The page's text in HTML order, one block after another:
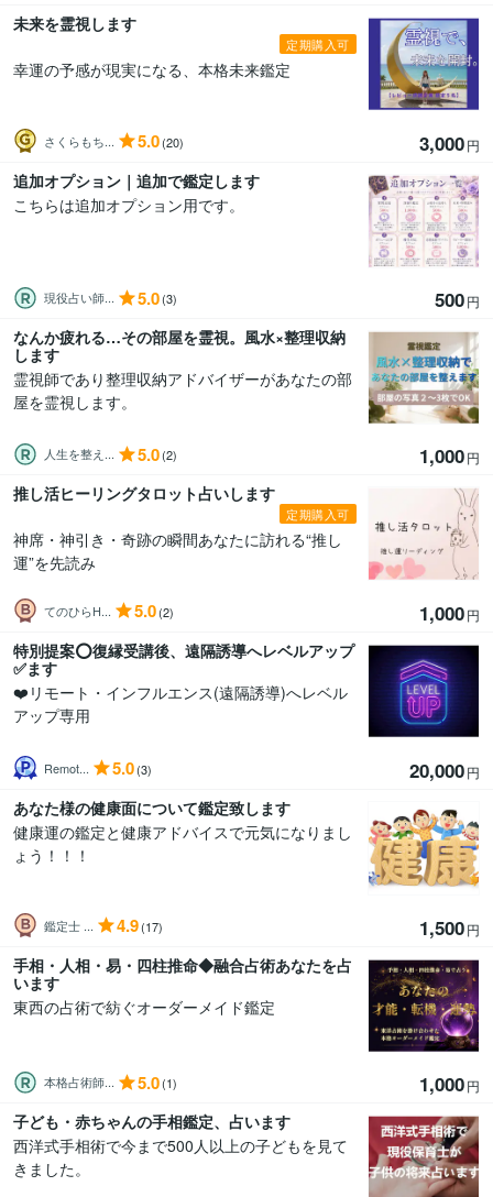
未来を霊視します
定期購入可
幸運の予感が現実になる、本格未来鑑定
さくらもち... 5.0(20) 3,000円
追加オプション｜追加で鑑定します
こちらは追加オプション用です。
現役占い師... 5.0(3) 500円
なんか疲れる…その部屋を霊視。風水×整理収納
します
霊視師であり整理収納アドバイザーがあなたの部
屋を霊視します。
人生を整え... 5.0(2) 1,000円
推し活ヒーリングタロット占いします
定期購入可
神席・神引き・奇跡の瞬間あなたに訪れる“推し
運”を先読み
てのひらH... 5.0(2) 1,000円
特別提案⭕復縁受講後、遠隔誘導へレベルアップ
✅ます
❤️リモート・インフルエンス(遠隔誘導)へレベル
アップ専用
Remot... 5.0(3) 20,000円
あなた様の健康面について鑑定致します
健康運の鑑定と健康アドバイスで元気になりまし
ょう！！！
鑑定士 ... 4.9(17) 1,500円
手相・人相・易・四柱推命◆融合占術あなたを占
います
東西の占術で紡ぐオーダーメイド鑑定
本格占術師... 5.0(1) 1,000円
子ども・赤ちゃんの手相鑑定、占います
西洋式手相術で今まで500人以上の子どもを見て
きました。